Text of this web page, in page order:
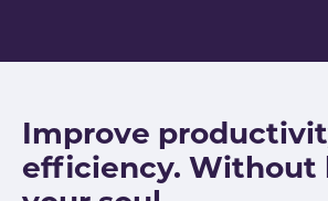
Improve
efficiency. Without